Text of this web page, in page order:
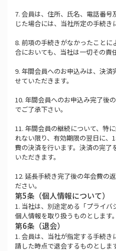
7. 会員は、住所、氏名、電話番
じた場合には、当社所定の手続き
8. 前項の手続きがなかったことに
合においても、当社は一切その責
9. 年間会員へのお申込みは、決済
せていただきます。
10. 年間会員へのお申込み完了後
でご了承下さい。
11. 年間会員の継続について、特
れない限り、有効期限の翌日に、
費の決済を行います。決済の完了
いただきます。
12. 延長手続き完了後の年会費の
ださい。
第5条（個人情報について）
1. 当社は、別途定める「プライ
個人情報を取り扱うものとします。
第6条（退会）
1. 会員は、当社が指定する手続き
請した時点で退会するものとします